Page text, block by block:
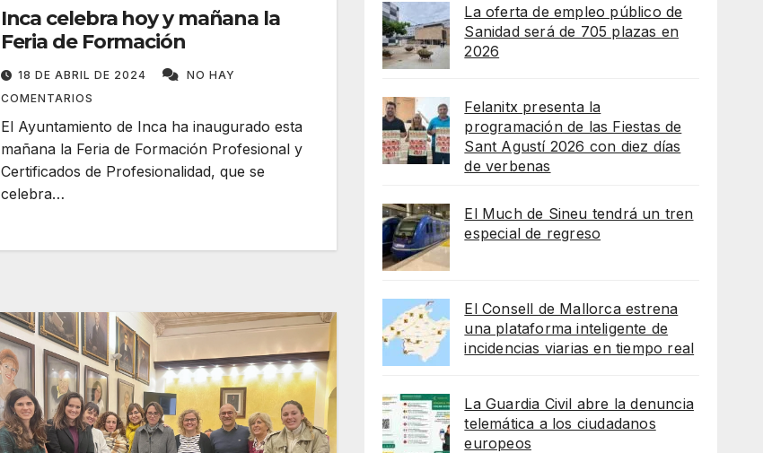
Inca celebra hoy y mañana la
Feria de Formación
18 DE ABRIL DE 2024
NO HAY
COMENTARIOS
El Ayuntamiento de Inca ha inaugurado esta
mañana la Feria de Formación Profesional y
Certificados de Profesionalidad, que se
celebra…
La oferta de empleo público de
Sanidad será de 705 plazas en
2026
Felanitx presenta la
programación de las Fiestas de
Sant Agustí 2026 con diez días
de verbenas
El Much de Sineu tendrá un tren
especial de regreso
El Consell de Mallorca estrena
una plataforma inteligente de
incidencias viarias en tiempo real
La Guardia Civil abre la denuncia
telemática a los ciudadanos
europeos